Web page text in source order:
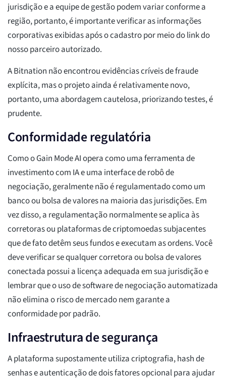
jurisdição e a equipe de gestão podem variar conforme a
região, portanto, é importante verificar as informações
corporativas exibidas após o cadastro por meio do link do
nosso parceiro autorizado.
A Bitnation não encontrou evidências críveis de fraude
explícita, mas o projeto ainda é relativamente novo,
portanto, uma abordagem cautelosa, priorizando testes, é
prudente.
Conformidade regulatória
Como o Gain Mode AI opera como uma ferramenta de
investimento com IA e uma interface de robô de
negociação, geralmente não é regulamentado como um
banco ou bolsa de valores na maioria das jurisdições. Em
vez disso, a regulamentação normalmente se aplica às
corretoras ou plataformas de criptomoedas subjacentes
que de fato detêm seus fundos e executam as ordens. Você
deve verificar se qualquer corretora ou bolsa de valores
conectada possui a licença adequada em sua jurisdição e
lembrar que o uso de software de negociação automatizada
não elimina o risco de mercado nem garante a
conformidade por padrão.
Infraestrutura de segurança
A plataforma supostamente utiliza criptografia, hash de
senhas e autenticação de dois fatores opcional para ajudar